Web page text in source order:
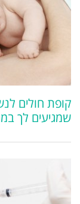
קופת חולים
שמגיעים לך